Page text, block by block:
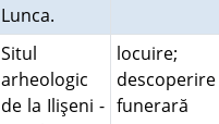
Lunca.
Situl
arheologic
de la Ilişeni -
locuire;
descoperire
funerară